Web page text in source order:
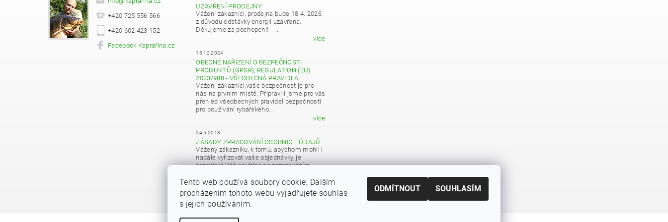
+420 725 556 566
+420 602 423 152
Facebook Kaprařina.cz
UZAVŘENÍ PRODEJNY
Vážení zákazníci, prodejna bude 18.4. 2026
z důvodu odstávky energií uzavřena.
Děkujeme za pochopení! ...
více
13.12.2024
OBECNÉ NAŘÍZENÍ O BEZPEČNOSTI
PRODUKTŮ (GPSR), REGULATION (EU)
2023/988 - VŠEOBECNÁ PRAVIDLA
Vážení zákazníci,vaše bezpečnost je pro
nás na prvním místě. Připravili jsme pro vás
přehled všeobecných pravidel bezpečnosti
pro používání rybářského...
více
24.5.2018
ZÁSADY ZPRACOVÁNÍ OSOBNÍCH ÚDAJŮ
Vážený zákazníku, k tomu, abychom mohli i
nadále vyřizovat vaše objednávky, je
zapotřebí Váš souhlas se zpracováním
více
Tento web používá soubory cookie. Dalším
procházením tohoto webu vyjadřujete souhlas
s jejich používáním.
ODMÍTNOUT SOUHLASÍM